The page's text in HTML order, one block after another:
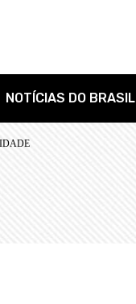
NOTÍCIAS DO BRASIL